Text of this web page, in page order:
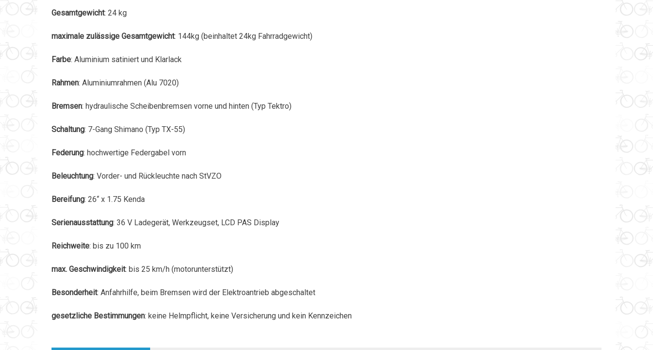
Gesamtgewicht: 24 kg
maximale zulässige Gesamtgewicht: 144kg (beinhaltet 24kg Fahrradgewicht)
Farbe: Aluminium satiniert und Klarlack
Rahmen: Aluminiumrahmen (Alu 7020)
Bremsen: hydraulische Scheibenbremsen vorne und hinten (Typ Tektro)
Schaltung: 7-Gang Shimano (Typ TX-55)
Federung: hochwertige Federgabel vorn
Beleuchtung: Vorder- und Rückleuchte nach StVZO
Bereifung: 26“ x 1.75 Kenda
Serienausstattung: 36 V Ladegerät, Werkzeugset, LCD PAS Display
Reichweite: bis zu 100 km
max. Geschwindigkeit: bis 25 km/h (motorunterstützt)
Besonderheit: Anfahrhilfe, beim Bremsen wird der Elektroantrieb abgeschaltet
gesetzliche Bestimmungen: keine Helmpflicht, keine Versicherung und kein Kennzeichen